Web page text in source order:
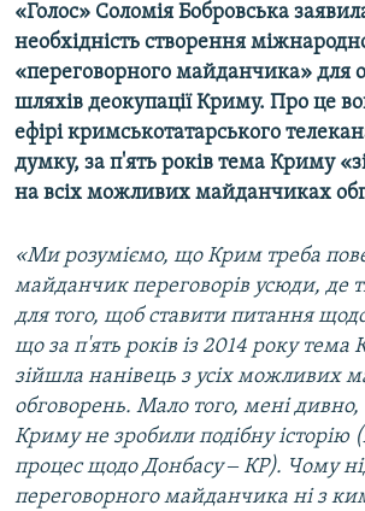
«Голос» Соломія Бобровська
необхідність створення
«переговорного майданчика» для
шляхів деокупації Криму. Про це
ефірі кримськотатарського
думку, за п'ять років тема Криму
на всіх можливих майданчиках
«Ми розуміємо, що Крим треба
майданчик переговорів усюди, де
для того, щоб ставити питання
що за п'ять років із 2014 року тема
зійшла нанівець з усіх можливих
обговорень. Мало того, мені
Криму не зробили подібну історію
процес щодо Донбасу ‒ КР). Чому
переговорного майданчика ні з